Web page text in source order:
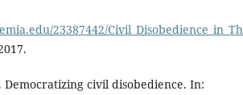
23387442/
Democratizing civil disobedience. In: